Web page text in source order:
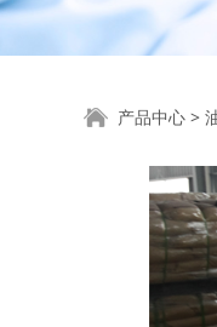
产品中心 >